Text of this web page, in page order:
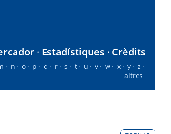
Estadístiques Crèdits
n o p q r s t u v w x y
z
altres